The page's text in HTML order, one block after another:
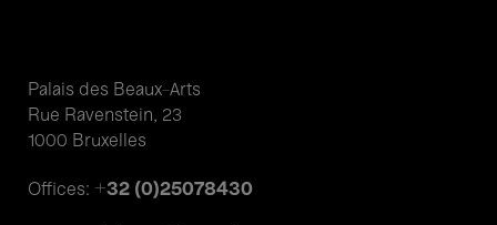
Palais des Beaux-Arts
Rue Ravenstein, 23
1000 Bruxelles
Offices: +32 (0)25078430